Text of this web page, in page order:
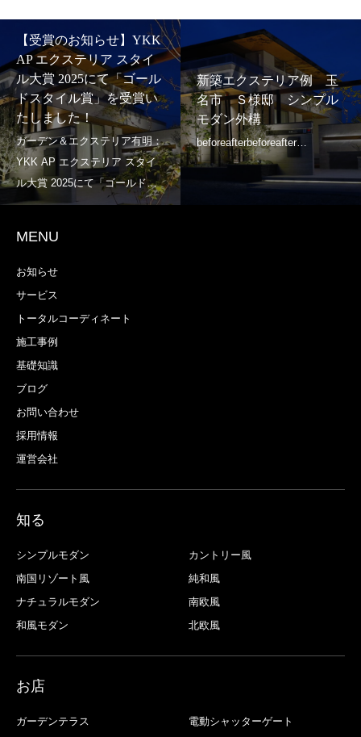
【受賞のお知らせ】YKK
AP エクステリア スタイ
ル大賞 2025にて「ゴール
ドスタイル賞」を受賞い
たしました！
新築エクステリア例 玉
名市 Ｓ様邸 シンプル
モダン外構
MENU
お知らせ
サービス
トータルコーディネート
施工事例
基礎知識
ブログ
お問い合わせ
採用情報
運営会社
知る
シンプルモダン
カントリー風
南国リゾート風
純和風
ナチュラルモダン
南欧風
和風モダン
北欧風
お店
ガーデンテラス
電動シャッターゲート